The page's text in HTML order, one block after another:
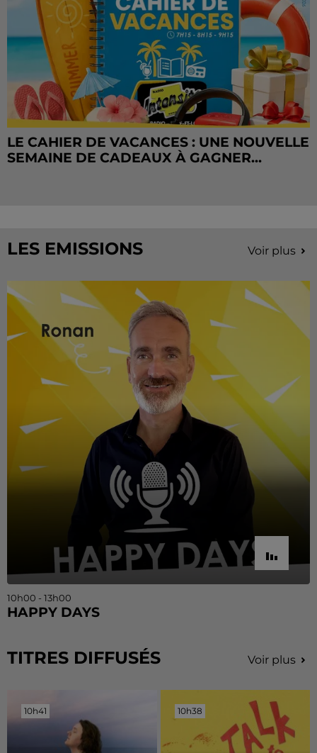
LE CAHIER DE VACANCES : UNE NOUVELLE
SEMAINE DE CADEAUX À GAGNER...
LES EMISSIONS Voir plus
10h00 - 13h00
HAPPY DAYS
TITRES DIFFUSÉS Voir plus
10h41
10h41 10h38
10h38